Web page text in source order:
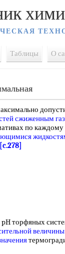
Таблицы О
сжиженным
по каждому
[c.278]
pH торфяных
величины